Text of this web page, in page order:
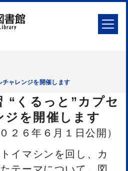
ャレンジを開催します
“くるっと”カプセ
ジを開催します
０２６年６月１日公開）
イマシンを回し、カ